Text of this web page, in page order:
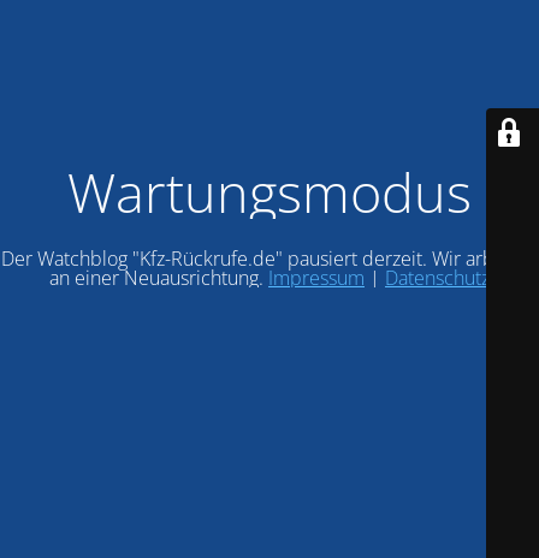
Wartungsmodus
Der Watchblog "Kfz-Rückrufe.de" pausiert derzeit. Wir arbeiten
an einer Neuausrichtung. Impressum | Datenschutz